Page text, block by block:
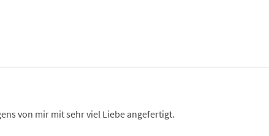
von mir mit sehr viel Liebe angefertigt.